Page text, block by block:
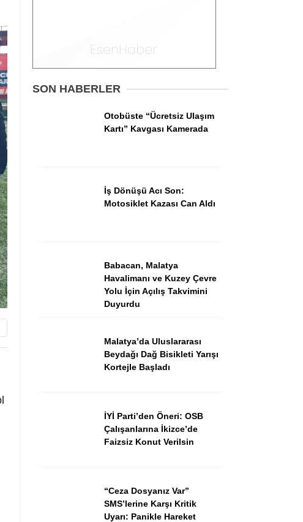
Facebook
SON HABERLER
Otobüste “Ücretsiz Ulaşım
Kartı” Kavgası Kamerada
İş Dönüşü Acı Son:
Motosiklet Kazası Can Aldı
Babacan, Malatya
Havalimanı ve Kuzey Çevre
Yolu İçin Açılış Takvimini
Duyurdu
Malatya’da Uluslararası
Beydağı Dağ Bisikleti Yarışı
Kortejle Başladı
İYİ Parti’den Öneri: OSB
Çalışanlarına İkizce’de
Faizsiz Konut Verilsin
“Ceza Dosyanız Var”
SMS’lerine Karşı Kritik
Uyarı: Panikle Hareket